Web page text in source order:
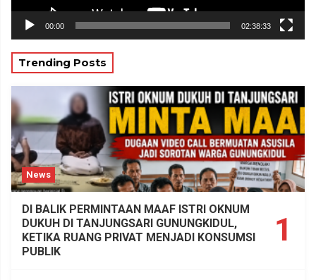
00:00 02:38:33
Trending Posts
News
1
DI BALIK PERMINTAAN MAAF ISTRI OKNUM
DUKUH DI TANJUNGSARI GUNUNGKIDUL,
KETIKA RUANG PRIVAT MENJADI KONSUMSI
PUBLIK